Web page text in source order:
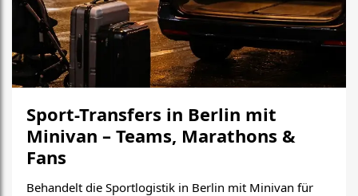
Sport-Transfers in Berlin mit
Minivan – Teams, Marathons &
Fans
Behandelt die Sportlogistik in Berlin mit Minivan für